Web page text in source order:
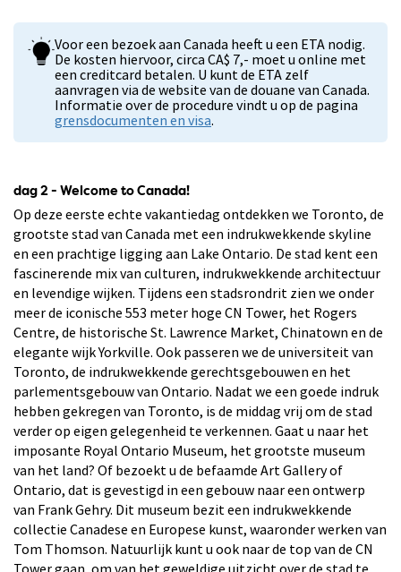
Voor een bezoek aan Canada heeft u een ETA nodig.
De kosten hiervoor, circa CA$ 7,- moet u online met
een creditcard betalen. U kunt de ETA zelf
aanvragen via de website van de douane van Canada.
Informatie over de procedure vindt u op de pagina
grensdocumenten en visa.
dag 2 - Welcome to Canada!
Op deze eerste echte vakantiedag ontdekken we Toronto, de
grootste stad van Canada met een indrukwekkende skyline
en een prachtige ligging aan Lake Ontario. De stad kent een
fascinerende mix van culturen, indrukwekkende architectuur
en levendige wijken. Tijdens een stadsrondrit zien we onder
meer de iconische 553 meter hoge CN Tower, het Rogers
Centre, de historische St. Lawrence Market, Chinatown en de
elegante wijk Yorkville. Ook passeren we de universiteit van
Toronto, de indrukwekkende gerechtsgebouwen en het
parlementsgebouw van Ontario. Nadat we een goede indruk
hebben gekregen van Toronto, is de middag vrij om de stad
verder op eigen gelegenheid te verkennen. Gaat u naar het
imposante Royal Ontario Museum, het grootste museum
van het land? Of bezoekt u de befaamde Art Gallery of
Ontario, dat is gevestigd in een gebouw naar een ontwerp
van Frank Gehry. Dit museum bezit een indrukwekkende
collectie Canadese en Europese kunst, waaronder werken van
Tom Thomson. Natuurlijk kunt u ook naar de top van de CN
Tower gaan, om van het geweldige uitzicht over de stad te